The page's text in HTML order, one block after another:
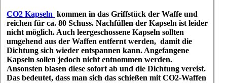
CO2 Kapseln kommen in das Griffstück der Waffe und
reichen für ca. 80 Schuss. Nachfüllen der Kapseln ist leider
nicht möglich. Auch leergeschossene Kapseln sollten
umgehend aus der Waffen entfernt werden, damit die
Dichtung sich wieder entspannen kann. Angefangene
Kapseln sollen jedoch nicht entnommen werden.
Ansonsten blasen diese sofort ab und die Dichtung vereist.
Das bedeutet, dass man sich das schießen mit CO2-Waffen